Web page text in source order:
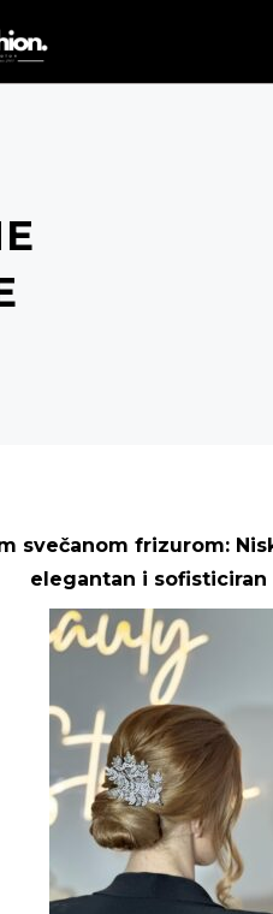
svečanom frizurom:
elegantan i